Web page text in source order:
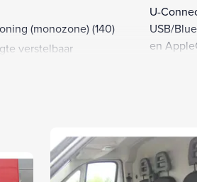
(monozone) (140)
verstelbaar
(341)
U-
USB/
en
Alarm